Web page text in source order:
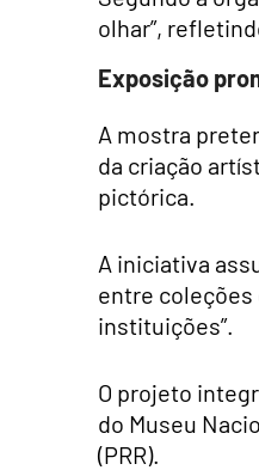
olhar”,
Exposição
A mostra
da criação
pictórica.
A iniciativa
entre coleções
instituições”.
O projeto
do Museu
(PRR).